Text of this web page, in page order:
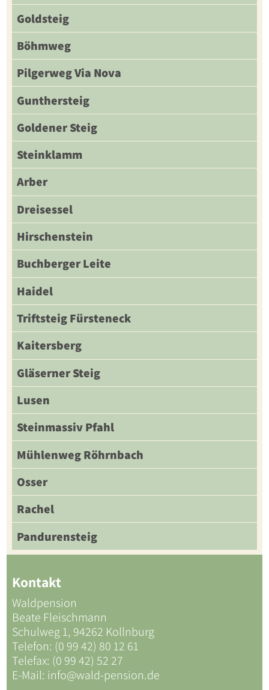
Goldsteig
Böhmweg
Pilgerweg Via Nova
Gunthersteig
Goldener Steig
Steinklamm
Arber
Dreisessel
Hirschenstein
Buchberger Leite
Haidel
Triftsteig Fürsteneck
Kaitersberg
Gläserner Steig
Lusen
Steinmassiv Pfahl
Mühlenweg Röhrnbach
Osser
Rachel
Pandurensteig
Kontakt
Waldpension
Beate Fleischmann
Schulweg 1, 94262 Kollnburg
Telefon: (0 99 42) 80 12 61
Telefax: (0 99 42) 52 27
E-Mail: info@wald-pension.de